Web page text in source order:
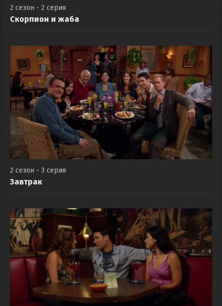
2 сезон - 2 серия
2 сезон - 3 серия